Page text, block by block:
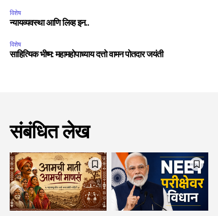
विशेष
न्यायव्यवस्था आणि लिव्ह इन..
विशेष
साहित्यिक भीष्म: महामहोपाध्याय दत्तो वामन पोतदार जयंती
संबंधित लेख